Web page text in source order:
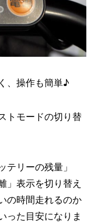
、操作も簡単♪
トモードの切り替
テリーの残量」
」表示を切り替え
の時間走れるのか
った目安になりま